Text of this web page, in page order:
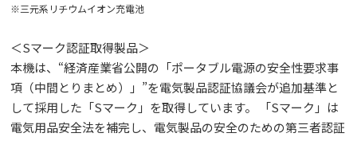
※三元系リチウムイオン充電池
＜Sマーク認証取得製品＞
本機は、“経済産業省公開の「ポータブル電源の安全性要求事
項（中間とりまとめ）」”を電気製品認証協議会が追加基準と
して採用した「Sマーク」を取得しています。 「Sマーク」は
電気用品安全法を補完し、電気製品の安全のための第三者認証